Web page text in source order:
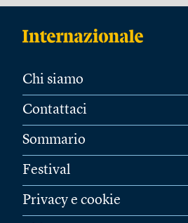
Chi siamo
Contattaci
Sommario
Festival
Privacy e cookie